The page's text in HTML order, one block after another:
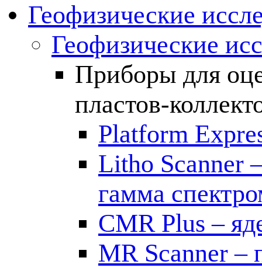
Геофизические
Геофизические
Приборы для
пластов-
Platform
Litho Scanner
гамма
CMR Plus –
MR Scanner –